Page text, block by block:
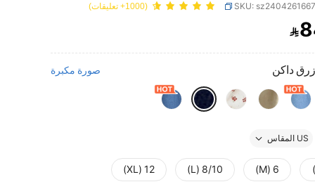
SKU: (1000+ تعليقات)
PRICE AND 
أزرق داكن صورة مكبرة
US المقاس
6 (M)
8/10 (L)
12 (XL)